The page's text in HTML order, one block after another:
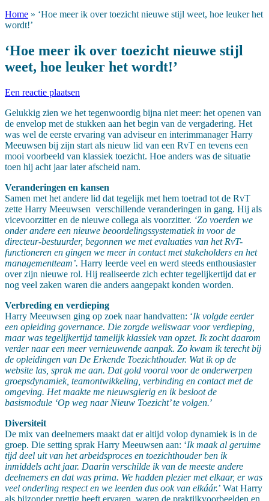
Home » ‘Hoe meer ik over toezicht nieuwe stijl weet, hoe leuker het
wordt!’
‘Hoe meer ik over toezicht nieuwe stijl
weet, hoe leuker het wordt!’
Een reactie plaatsen
Gelukkig zien we het tegenwoordig bijna niet meer: het openen van
de envelop met de stukken aan het begin van de vergadering. Het
was wel de eerste ervaring van adviseur en interimmanager Harry
Meeuwsen bij zijn start als nieuw lid van een RvT en tevens een
mooi voorbeeld van klassiek toezicht. Hoe anders was de situatie
toen hij acht jaar later afscheid nam.
Veranderingen en kansen
Samen met het andere lid dat tegelijk met hem toetrad tot de RvT
zette Harry Meeuwsen verschillende veranderingen in gang. Hij als
vicevoorzitter en de nieuwe collega als voorzitter. ‘Zo voerden we
onder andere een nieuwe beoordelingssystematiek in voor de
directeur-bestuurder, begonnen we met evaluaties van het RvT-
functioneren en gingen we meer in contact met stakeholders en het
managementteam’. Harry leerde veel en werd steeds enthousiaster
over zijn nieuwe rol. Hij realiseerde zich echter tegelijkertijd dat er
nog veel zaken waren die anders aangepakt konden worden.
Verbreding en verdieping
Harry Meeuwsen ging op zoek naar handvatten: ‘Ik volgde eerder
een opleiding governance. Die zorgde weliswaar voor verdieping,
maar was tegelijkertijd tamelijk klassiek van opzet. Ik zocht daarom
verder naar een meer vernieuwende aanpak. Zo kwam ik terecht bij
de opleidingen van De Erkende Toezichthouder. Wat ik op de
website las, sprak me aan. Dat gold vooral voor de onderwerpen
groepsdynamiek, teamontwikkeling, verbinding en contact met de
omgeving. Het maakte me nieuwsgierig en ik besloot de
basismodule ‘Op weg naar Nieuw Toezicht’ te volgen.’
Diversiteit
De mix van deelnemers maakt dat er altijd volop dynamiek is in de
groep. Die setting sprak Harry Meeuwsen aan: ‘Ik maak al geruime
tijd deel uit van het arbeidsproces en toezichthouder ben ik
inmiddels acht jaar. Daarin verschilde ik van de meeste andere
deelnemers en dat was prima. We hadden plezier met elkaar, er was
veel onderling respect en we leerden dus ook van elkáár.’ Wat Harry